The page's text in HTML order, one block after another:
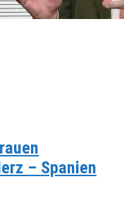
– Spanien